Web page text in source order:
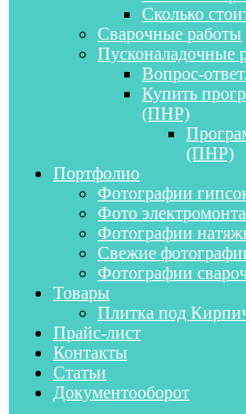
Сколько
Сварочные работы
Пусконаладочные
Вопрос-
Купить
(ПНР)
(ПНР)
Портфолио
Фотографии
Фото
Фотографии
Свежие
Фотографии
Товары
Плитка под
Прайс-лист
Контакты
Статьи
Документооборот